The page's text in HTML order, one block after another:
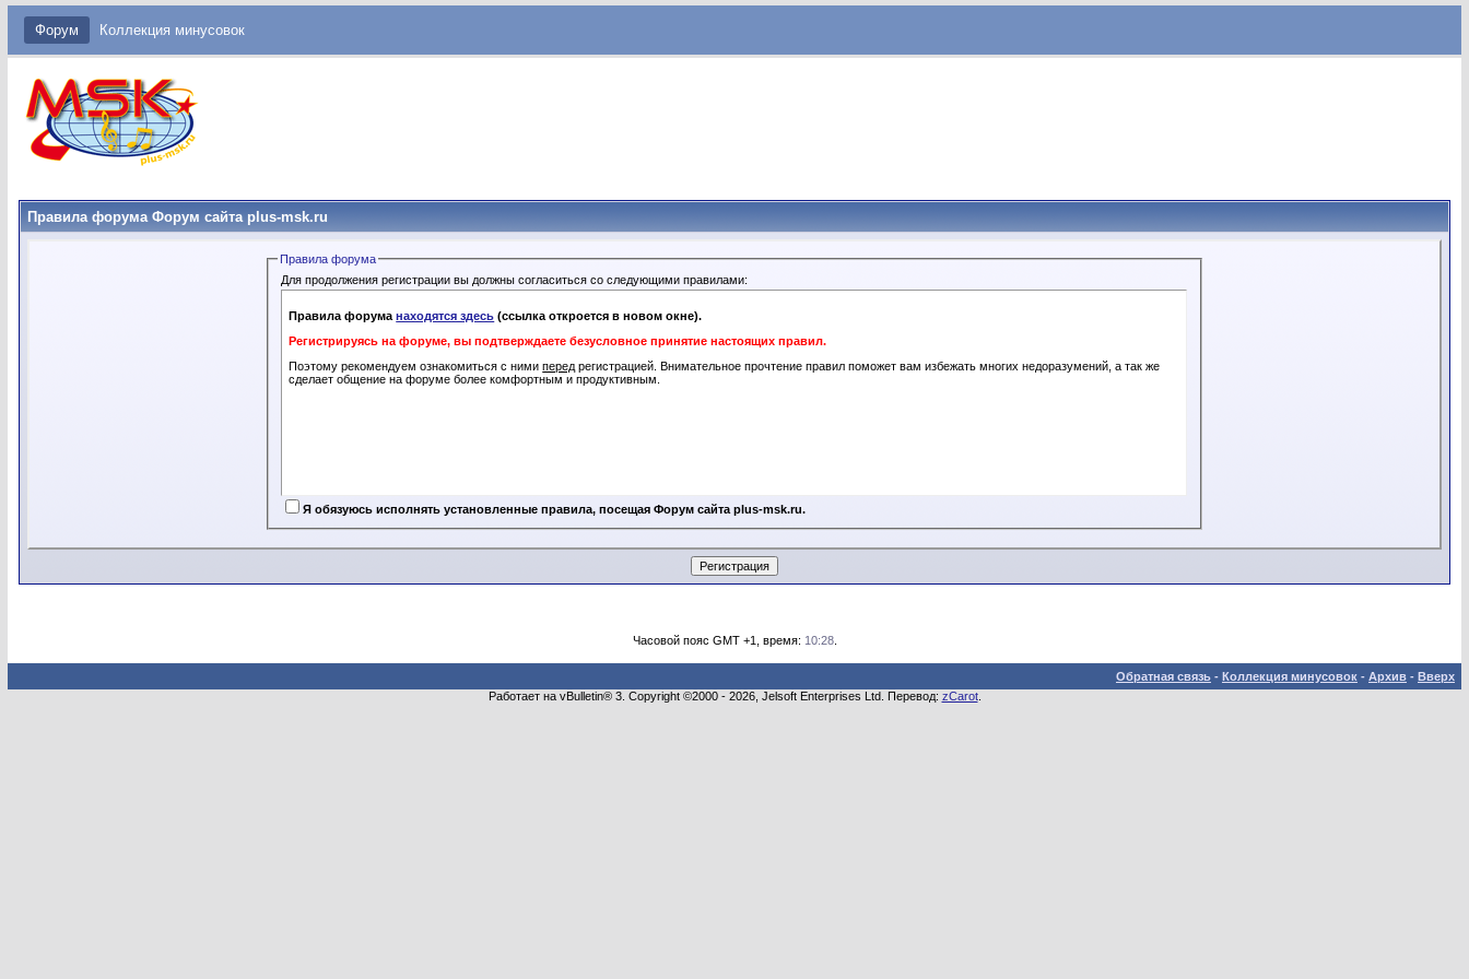
Форум Коллекция минусовок
Правила форума Форум сайта plus-msk.ru
Правила форума
Для продолжения регистрации вы должны согласиться со следующими правилами:
Правила форуманаходятся здесь (ссылка откроется в новом окне).
Регистрируясь на форуме, вы подтверждаете безусловное принятие настоящих правил.
Поэтому рекомендуем ознакомиться с нимиперед регистрацией. Внимательное прочтение правил поможет вам избежать многих недоразумений, а так же
сделает общение на форуме более комфортным и продуктивным.
Я обязуюсь исполнять установленные правила, посещая Форум сайта plus-msk.ru.
Часовой пояс GMT +1, время: 10:28.
Обратная связь - Коллекция минусовок - Архив - Вверх
Работает на vBulletin® 3. Copyright ©2000 - 2026, Jelsoft Enterprises Ltd. Перевод: zCarot.